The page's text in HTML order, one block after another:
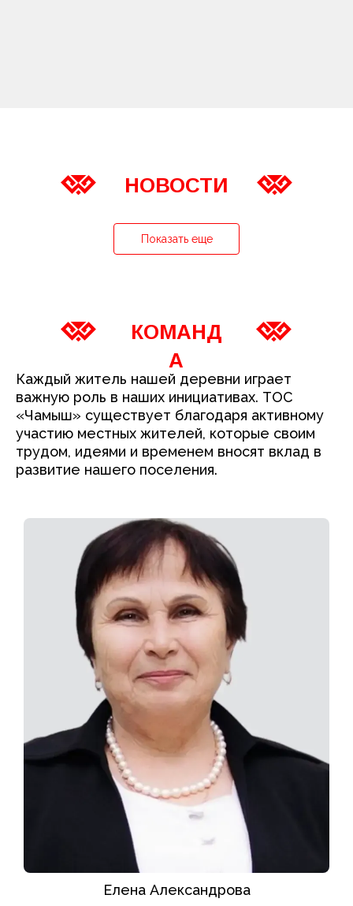
НОВОСТИ
Показать еще
КОМАНД
А
Каждый житель нашей деревни играет
важную роль в наших инициативах. ТОС
«Чамыш» существует благодаря активному
участию местных жителей, которые своим
трудом, идеями и временем вносят вклад в
развитие нашего поселения.
Елена Александрова